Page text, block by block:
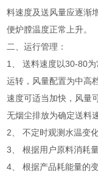
料速度及送风量应逐渐
便炉膛温度正常上升。
二、运行管理：
1、 送料速度以30-80
运转，风量配置为中高
速度可适当加快，风量
无烟尘排放为确定送料
2、 不定时观测水温变
3、 根据用户原料消耗
4、 根据产品耗能量的